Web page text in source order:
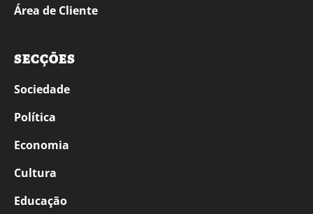
Área de Cliente
SECÇÕES
Sociedade
Política
Economia
Cultura
Educação